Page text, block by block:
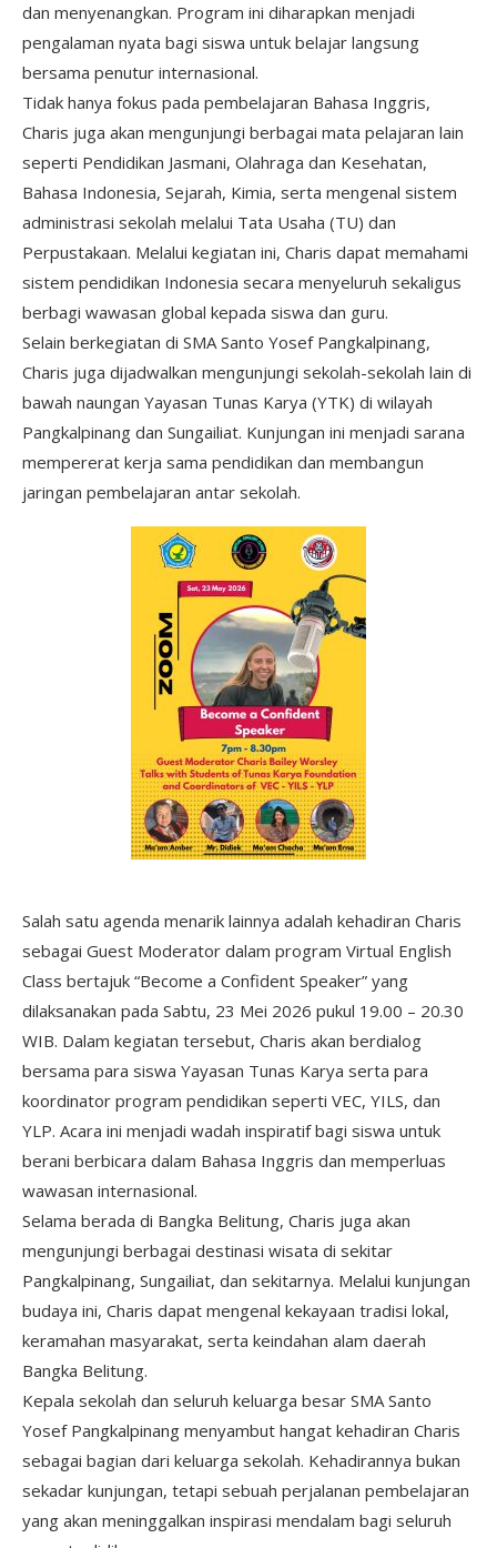
dan menyenangkan. Program ini diharapkan menjadi
pengalaman nyata bagi siswa untuk belajar langsung
bersama penutur internasional.
Tidak hanya fokus pada pembelajaran Bahasa Inggris,
Charis juga akan mengunjungi berbagai mata pelajaran lain
seperti Pendidikan Jasmani, Olahraga dan Kesehatan,
Bahasa Indonesia, Sejarah, Kimia, serta mengenal sistem
administrasi sekolah melalui Tata Usaha (TU) dan
Perpustakaan. Melalui kegiatan ini, Charis dapat memahami
sistem pendidikan Indonesia secara menyeluruh sekaligus
berbagi wawasan global kepada siswa dan guru.
Selain berkegiatan di SMA Santo Yosef Pangkalpinang,
Charis juga dijadwalkan mengunjungi sekolah-sekolah lain di
bawah naungan Yayasan Tunas Karya (YTK) di wilayah
Pangkalpinang dan Sungailiat. Kunjungan ini menjadi sarana
mempererat kerja sama pendidikan dan membangun
jaringan pembelajaran antar sekolah.
Salah satu agenda menarik lainnya adalah kehadiran Charis
sebagai Guest Moderator dalam program Virtual English
Class bertajuk “Become a Confident Speaker” yang
dilaksanakan pada Sabtu, 23 Mei 2026 pukul 19.00 – 20.30
WIB. Dalam kegiatan tersebut, Charis akan berdialog
bersama para siswa Yayasan Tunas Karya serta para
koordinator program pendidikan seperti VEC, YILS, dan
YLP. Acara ini menjadi wadah inspiratif bagi siswa untuk
berani berbicara dalam Bahasa Inggris dan memperluas
wawasan internasional.
Selama berada di Bangka Belitung, Charis juga akan
mengunjungi berbagai destinasi wisata di sekitar
Pangkalpinang, Sungailiat, dan sekitarnya. Melalui kunjungan
budaya ini, Charis dapat mengenal kekayaan tradisi lokal,
keramahan masyarakat, serta keindahan alam daerah
Bangka Belitung.
Kepala sekolah dan seluruh keluarga besar SMA Santo
Yosef Pangkalpinang menyambut hangat kehadiran Charis
sebagai bagian dari keluarga sekolah. Kehadirannya bukan
sekadar kunjungan, tetapi sebuah perjalanan pembelajaran
yang akan meninggalkan inspirasi mendalam bagi seluruh